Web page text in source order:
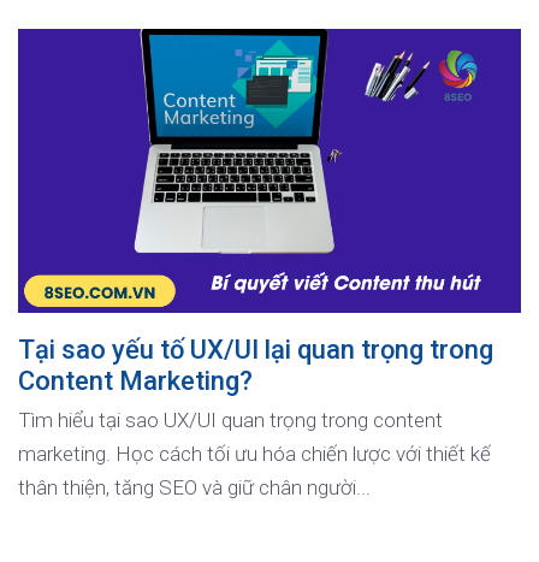
Tại sao yếu tố UX/UI lại quan trọng trong
Content Marketing?
Tìm hiểu tại sao UX/UI quan trọng trong content
marketing. Học cách tối ưu hóa chiến lược với thiết kế
thân thiện, tăng SEO và giữ chân người...